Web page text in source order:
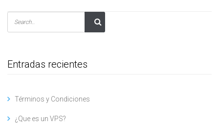
Entradas recientes
Términos y Condiciones
¿Que es un VPS?